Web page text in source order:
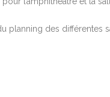
planning des différentes